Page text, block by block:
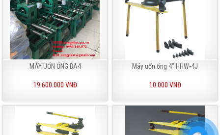
MÁY UỐN ỐNG BA4
19.600.000 VNĐ
Máy uốn ống 4" HHW-4J
10.000 VNĐ